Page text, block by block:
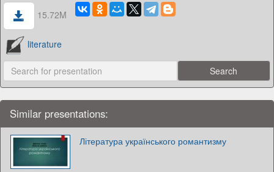
15.72M
literature
Similar presentations:
Література українського романтизму